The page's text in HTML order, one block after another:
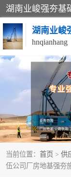
湖南业峻
hnqianhang
当前位置： 首页 > 供
伍公司厂房地基强夯
强夯施工案例
强夯施工工程
强夯队伍